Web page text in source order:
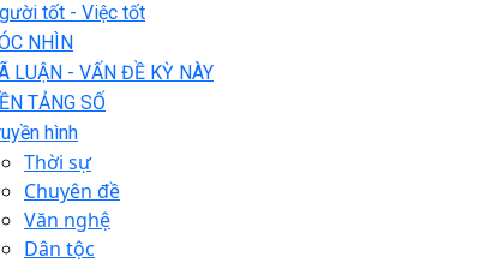
tốt - Việc tốt
NHÌN
LUẬN - VẤN ĐỀ KỲ NÀY
TẢNG SỐ
hình
Thời sự
Chuyên đề
Văn nghệ
Dân tộc